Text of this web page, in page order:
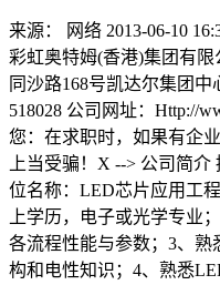
来源： 网络 2013-06-10
彩虹奥特姆(香港)集团有
同沙路168号凯达尔集团中
518028 公司网址：Http://
您：在求职时，如果有企
上当受骗！X --> 公司简
位名称：LED芯片应用工
上学历，电子或光学专业
各流程性能与参数；3、
构和电性知识；4、熟悉